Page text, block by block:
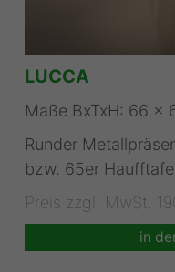
LUCCA
Maße BxTxH: 66 x
Runder
bzw. 65er
Preis zzgl. MwSt.
in